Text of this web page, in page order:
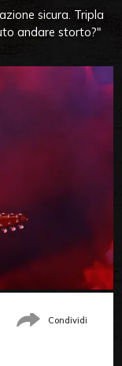
sicura. Tripla
andare storto?"
Condividi